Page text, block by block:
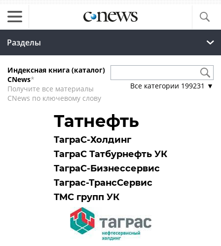
Разделы
Индексная книга (каталог)
CNews*
Получите все материалы
CNews по ключевому слову
Все категории 199231 ▼
Татнефть
ТаграС-Холдинг
ТаграС Татбурнефть УК
ТаграС-Бизнессервис
Таграс-ТрансСервис
ТМС групп УК